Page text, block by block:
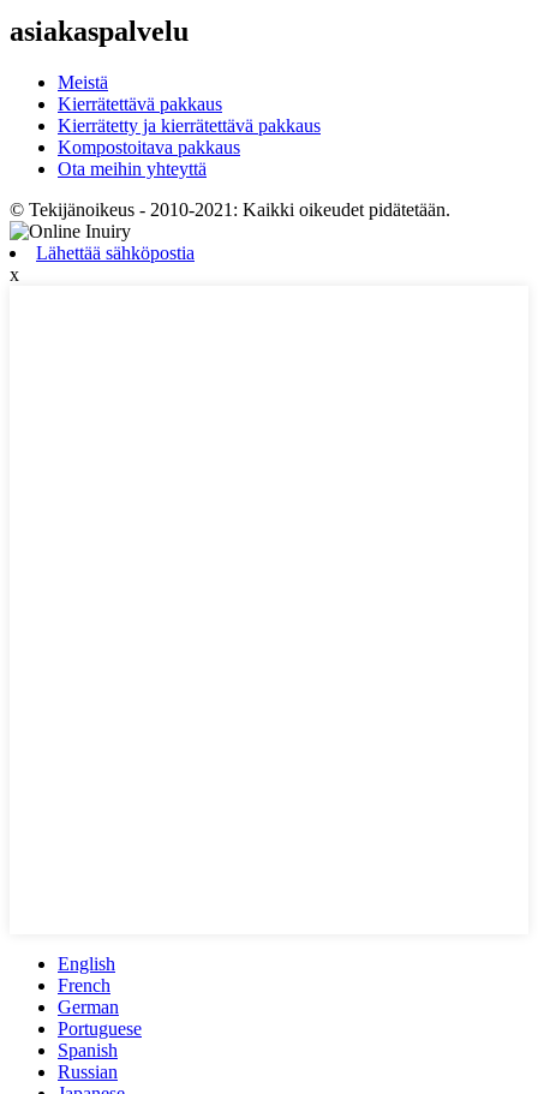
asiakaspalvelu
Meistä
Kierrätettävä pakkaus
Kierrätetty ja kierrätettävä pakkaus
Kompostoitava pakkaus
Ota meihin yhteyttä
© Tekijänoikeus - 2010-2021: Kaikki oikeudet pidätetään.
Lähettää sähköpostia
x
English
French
German
Portuguese
Spanish
Russian